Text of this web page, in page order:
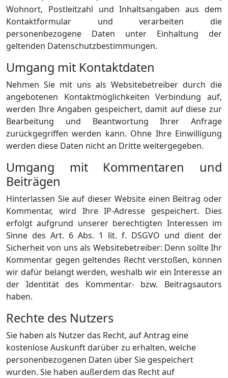
Wohnort, Postleitzahl und Inhaltsangaben aus dem
Kontaktformular und verarbeiten die
personenbezogene Daten unter Einhaltung der
geltenden Datenschutzbestimmungen.
Umgang mit Kontaktdaten
Nehmen Sie mit uns als Websitebetreiber durch die
angebotenen Kontaktmöglichkeiten Verbindung auf,
werden Ihre Angaben gespeichert, damit auf diese zur
Bearbeitung und Beantwortung Ihrer Anfrage
zurückgegriffen werden kann. Ohne Ihre Einwilligung
werden diese Daten nicht an Dritte weitergegeben.
Umgang mit Kommentaren und
Beiträgen
Hinterlassen Sie auf dieser Website einen Beitrag oder
Kommentar, wird Ihre IP-Adresse gespeichert. Dies
erfolgt aufgrund unserer berechtigten Interessen im
Sinne des Art. 6 Abs. 1 lit. f. DSGVO und dient der
Sicherheit von uns als Websitebetreiber: Denn sollte Ihr
Kommentar gegen geltendes Recht verstoßen, können
wir dafür belangt werden, weshalb wir ein Interesse an
der Identität des Kommentar- bzw. Beitragsautors
haben.
Rechte des Nutzers
Sie haben als Nutzer das Recht, auf Antrag eine
kostenlose Auskunft darüber zu erhalten, welche
personenbezogenen Daten über Sie gespeichert
wurden. Sie haben außerdem das Recht auf